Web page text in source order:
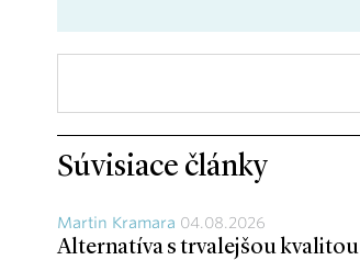
Súvisiace články
Martin Kramara 04.08.2026
Alternatíva s trvalejšou kvalitou